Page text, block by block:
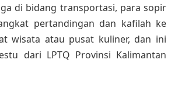
di bidang transportasi, para sopir
pertandingan dan kafilah ke
wisata atau pusat kuliner, dan ini
dari LPTQ Provinsi Kalimantan